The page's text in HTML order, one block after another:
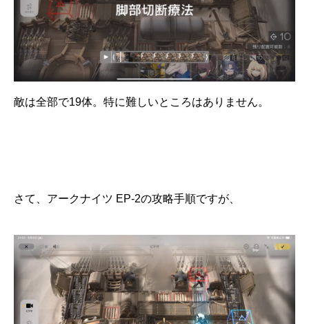
敵は全部で19体。特に難しいところはありません。
さて、アークナイツ EP-2の攻略手順ですが、